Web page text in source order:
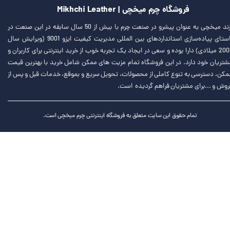
فروشگاه چرم میخچی | Mikhchi Leather
برند میخچی به عنوان پیشرو در صنعت چرم با بیش از 50 سال سابقه در این صنعت در
راستای پیاده‌سازی استانداردهای بین المللی مدیریت کیفیت ایزو 9001 (ویرایش سال
2008 میلادی) دارا بوده و سعی در ایجاد یک تجربه خوب از خرید اینترنتی برای کاربران و
خود دارد. در این فروشگاه تمام مزیت های ممکن شامل خرید با بهترین قیمت
دسترسی به تنوع کاملی از محصولات، تحویل سریع و بموقع، خدمات قبل و پس از
و ...برای مشتریان فراهم گردیده است.
تمام حقوق این سایت متعلق به فروشگاه اینترنتی چرم میخچی است.